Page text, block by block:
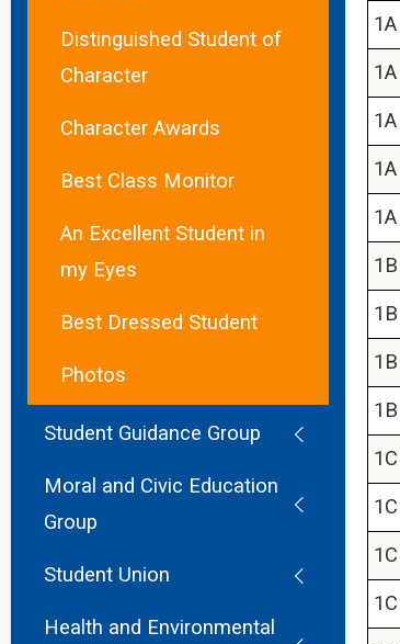
1A
1A
1A
1A
1A
1B
1B
1B
1B
1C
1C
1C
1C
Distinguished Student of
Character
Character Awards
Best Class Monitor
An Excellent Student in
my Eyes
Best Dressed Student
Photos
Student Guidance Group
Moral and Civic Education
Group
Student Union
Health and Environmental